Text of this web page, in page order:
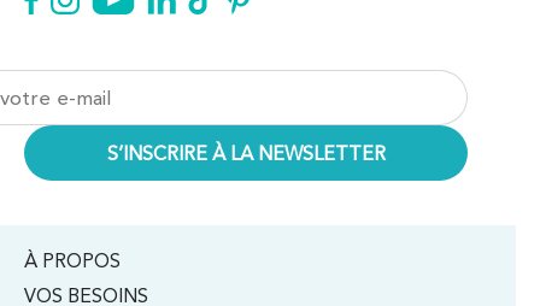
À PROPOS
VOS BESOINS